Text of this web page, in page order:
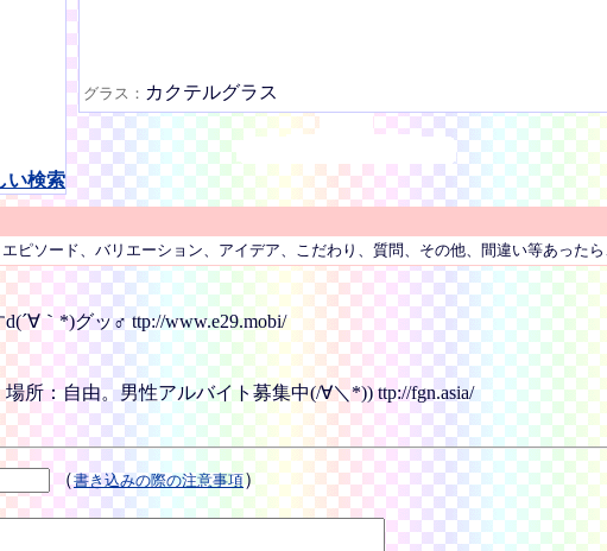
い検索
グラス： カクテルグラス
ピソード、バリエーション、アイデア、こだわり、質問、その他、間違い等あったら
｀*)グッ♂ ttp://www.e29.mobi/
所：自由。男性アルバイト募集中(/∀＼*)) ttp://fgn.asia/
（書き込みの際の注意事項）